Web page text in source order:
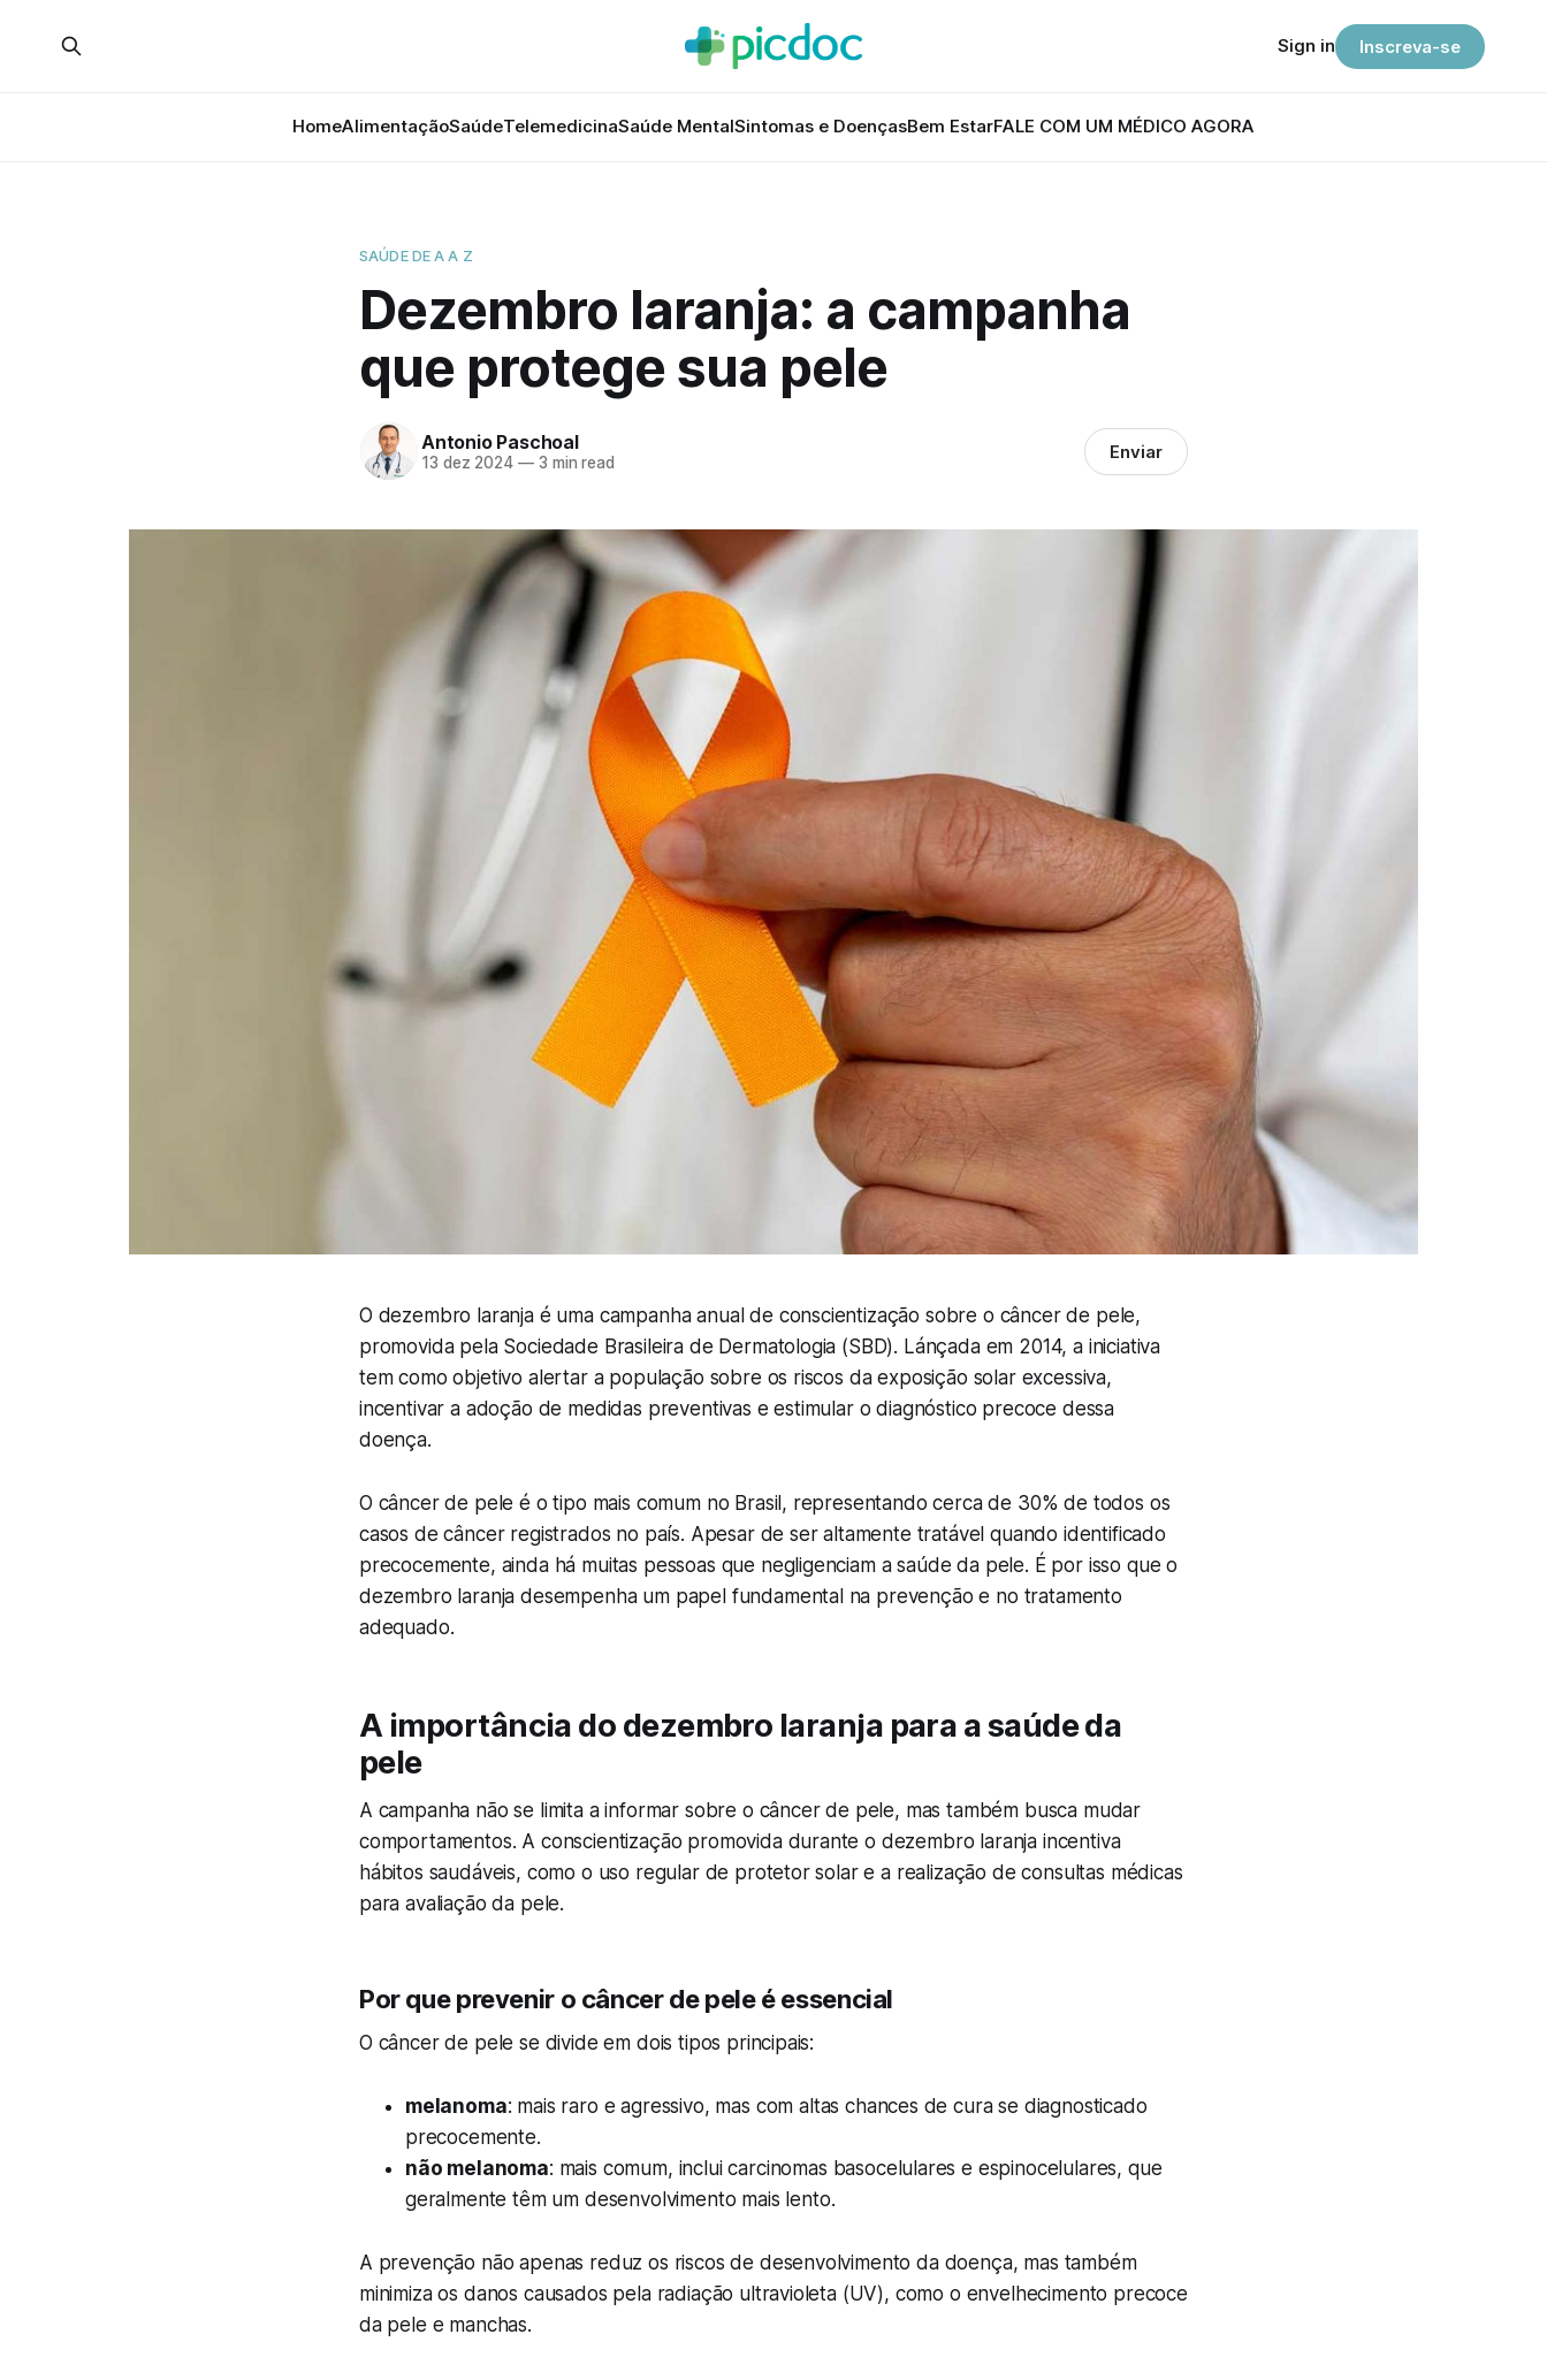
HomeAlimentaçãoSaúdeTelemedicinaSaúde MentalSintomas e DoençasBem EstarFALE COM UM MÉDICO AGORA
Sign in Inscreva-se
SAÚDE DE A A Z
Dezembro laranja: a campanha
que protege sua pele
Antonio Paschoal
13 dez 2024 —3 min read Enviar
O dezembro laranja é uma campanha anual de conscientização sobre o câncer de pele,
promovida pela Sociedade Brasileira de Dermatologia (SBD). Lánçada em 2014, a iniciativa
tem como objetivo alertar a população sobre os riscos da exposição solar excessiva,
incentivar a adoção de medidas preventivas e estimular o diagnóstico precoce dessa
doença.
O câncer de pele é o tipo mais comum no Brasil, representando cerca de 30% de todos os
casos de câncer registrados no país. Apesar de ser altamente tratável quando identificado
precocemente, ainda há muitas pessoas que negligenciam a saúde da pele. É por isso que o
dezembro laranja desempenha um papel fundamental na prevenção e no tratamento
adequado.
A importância do dezembro laranja para a saúde da
pele
A campanha não se limita a informar sobre o câncer de pele, mas também busca mudar
comportamentos. A conscientização promovida durante o dezembro laranja incentiva
hábitos saudáveis, como o uso regular de protetor solar e a realização de consultas médicas
para avaliação da pele.
Por que prevenir o câncer de pele é essencial
O câncer de pele se divide em dois tipos principais:
melanoma: mais raro e agressivo, mas com altas chances de cura se diagnosticado
precocemente.
não melanoma: mais comum, inclui carcinomas basocelulares e espinocelulares, que
geralmente têm um desenvolvimento mais lento.
A prevenção não apenas reduz os riscos de desenvolvimento da doença, mas também
minimiza os danos causados pela radiação ultravioleta (UV), como o envelhecimento precoce
da pele e manchas.